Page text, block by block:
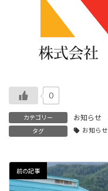
0
カテゴリー お知らせ
タグ お知らせ
前の記事